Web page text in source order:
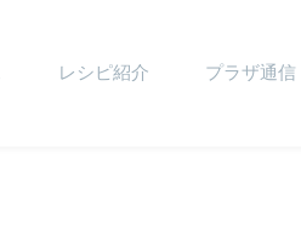
レシピ紹介 プラザ通信